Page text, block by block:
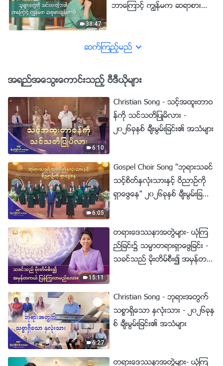
38:47
ဘာေၾကာင့္ ကြၽန္မက ဆရာစားခ်န္
ဆက္ၾကည့္မည္
အရည္အေသြးေကာင္းသည့္ ဗီဒီယိုမ်ား
6:10
Christian Song - သင့္အထူးတာဝ
န္ကို သင္သတိျပဳမိလား -
၂၀၂၆ခုႏွစ္ ခ်ီးမြမ္းျခင္း၏ အသံမ်ား
6:05
Gospel Choir Song "ဘုရားသခင္
သင့္စိတ္ႏွလုံးသားႏွင့္ ဝိညာဥ္ကို
ရွာေဖြေန" ၂၀၂၆ခုႏွစ္ ခ်ီးမြမ္းျခ
15:11
တရားေဒႆနာအတြဲမ်ား- ယုံၾက
ည္ျခင္း၌ သမၼာတရားရွာေဖြျခင္း -
သခင္သည္ မိုးတိမ္စီး၍ အမွန္တက
6:27
Christian Song - ဘုရားအတြက္
သစၥာရွိေသာ ႏွလုံးသား - ၂၀၂၆ခုႏွ
စ္ ခ်ီးမြမ္းျခင္း၏ အသံမ်ား
တရားေဒႆနာအတြဲမ်ား- ယုံၾက